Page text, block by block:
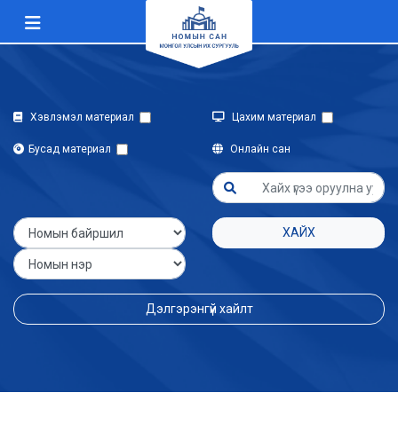
Хэвлэмэл материал Цахим материал
Бусад материал Онлайн сан
ХАЙХ
Дэлгэрэнгүй хайлт